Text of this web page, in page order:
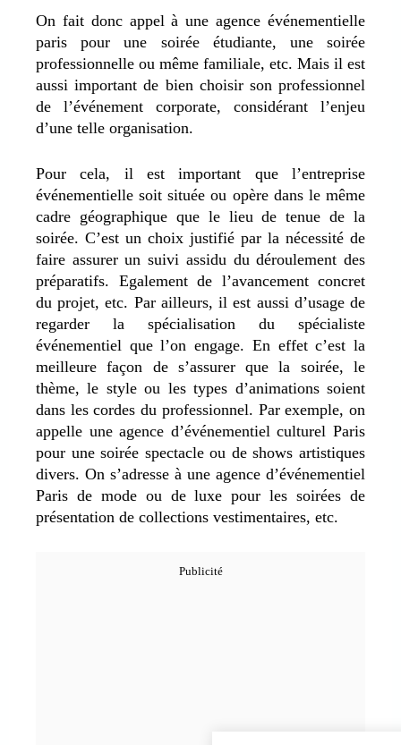
On fait donc appel à une agence événementielle
paris pour une soirée étudiante, une soirée
professionnelle ou même familiale, etc. Mais il est
aussi important de bien choisir son professionnel
de l’événement corporate, considérant l’enjeu
d’une telle organisation.
Pour cela, il est important que l’entreprise
événementielle soit située ou opère dans le même
cadre géographique que le lieu de tenue de la
soirée. C’est un choix justifié par la nécessité de
faire assurer un suivi assidu du déroulement des
préparatifs. Egalement de l’avancement concret
du projet, etc. Par ailleurs, il est aussi d’usage de
regarder la spécialisation du spécialiste
événementiel que l’on engage. En effet c’est la
meilleure façon de s’assurer que la soirée, le
thème, le style ou les types d’animations soient
dans les cordes du professionnel. Par exemple, on
appelle une agence d’événementiel culturel Paris
pour une soirée spectacle ou de shows artistiques
divers. On s’adresse à une agence d’événementiel
Paris de mode ou de luxe pour les soirées de
présentation de collections vestimentaires, etc.